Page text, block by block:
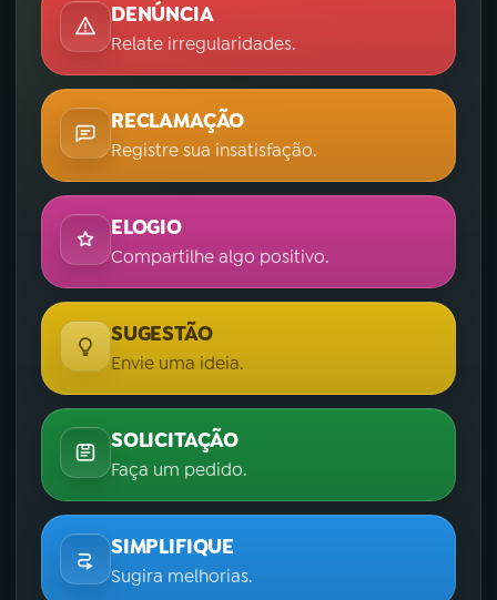
DENÚNCIA
Relate irregularidades.
RECLAMAÇÃO
Registre sua insatisfação.
ELOGIO
Compartilhe algo positivo.
SUGESTÃO
Envie uma ideia.
SOLICITAÇÃO
Faça um pedido.
SIMPLIFIQUE
Sugira melhorias.